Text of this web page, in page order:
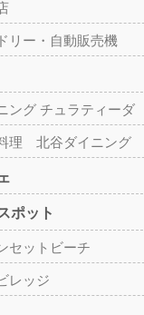
リー・自動販売機
ング チュラティーダ
理 北谷ダイニング
ポット
セットビーチ
レッジ